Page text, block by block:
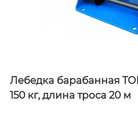
Лебедка барабанная
150 кг, длина троса 20 м